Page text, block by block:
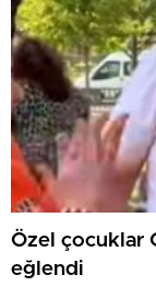
Özel çocuklar
eğlendi